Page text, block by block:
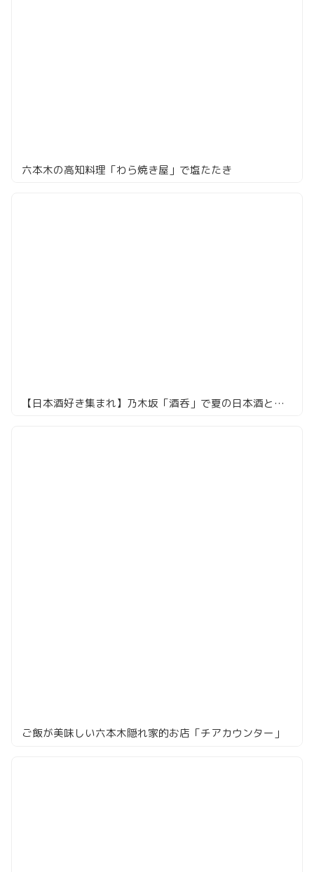
六本木の高知料理「わら焼き屋」で塩たたき
【日本酒好き集まれ】乃木坂「酒呑」で夏の日本酒とアラカルトを満喫
ご飯が美味しい六本木隠れ家的お店「チアカウンター」